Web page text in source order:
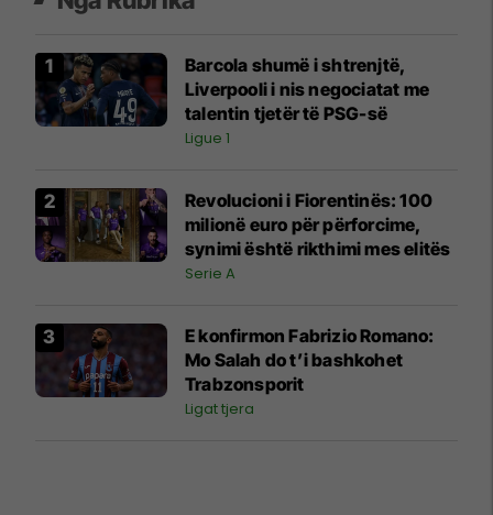
Barcola shumë i shtrenjtë,
Liverpooli i nis negociatat me
talentin tjetër të PSG-së
Ligue 1
Revolucioni i Fiorentinës: 100
milionë euro për përforcime,
synimi është rikthimi mes elitës
Serie A
E konfirmon Fabrizio Romano:
Mo Salah do t’i bashkohet
Trabzonsporit
Ligat tjera